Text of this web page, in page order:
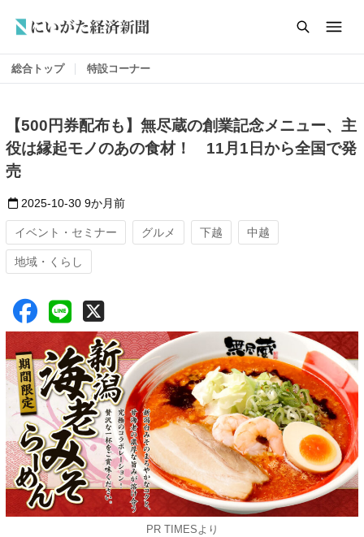
総合トップ 特設コーナー
【500円券配布も】無尽蔵の創業記念メニュー、主
役は縁起モノのあの食材！ 11月1日から全国で発
売
2025-10-30 9か月前
イベント・セミナー グルメ 下越 中越
地域・くらし
PR TIMESより